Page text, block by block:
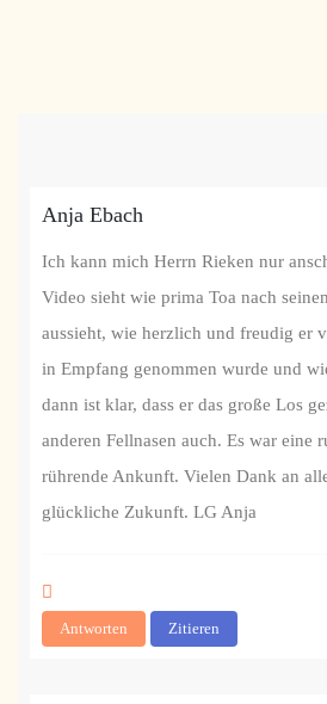
Anja Ebach
Ich kann mich Herrn Rieken nur
Video sieht wie prima Toa nach
aussieht, wie herzlich und freudig er
in Empfang genommen wurde und
dann ist klar, dass er das große Los
anderen Fellnasen auch. Es war eine
rührende Ankunft. Vielen Dank an
glückliche Zukunft. LG Anja
Antworten Zitieren